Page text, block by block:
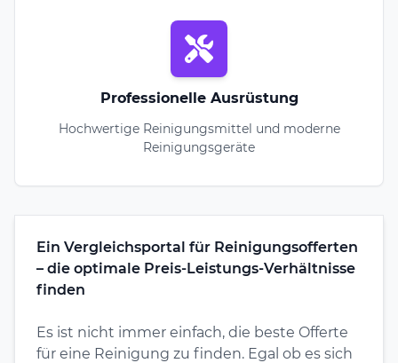
Professionelle Ausrüstung
Hochwertige Reinigungsmittel und moderne
Reinigungsgeräte
Ein Vergleichsportal für Reinigungsofferten
– die optimale Preis-Leistungs-Verhältnisse
finden
Es ist nicht immer einfach, die beste Offerte
für eine Reinigung zu finden. Egal ob es sich